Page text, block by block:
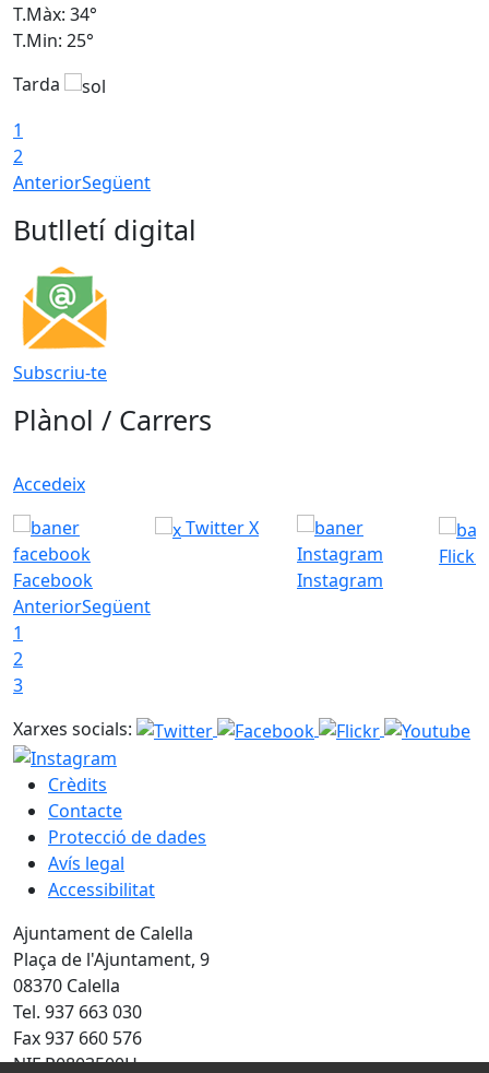
T.Màx: 34°
T.Min: 25°
Tarda
1
2
AnteriorSegüent
Butlletí digital
Subscriu-te
Plànol / Carrers
Accedeix
Facebook
Twitter X
Instagram
Flickr
AnteriorSegüent
1
2
3
Xarxes socials:
Crèdits
Contacte
Protecció de dades
Avís legal
Accessibilitat
Ajuntament de Calella
Plaça de l'Ajuntament, 9
08370 Calella
Tel. 937 663 030
Fax 937 660 576
NIF P0803500H